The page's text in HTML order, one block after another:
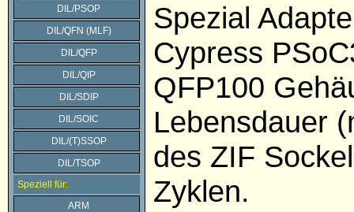
DIL/PSOP
DIL/QFN (MLF)
DIL/QFP
DIL/QIP
DIL/SDIP
DIL/SOIC
DIL/(T)SSOP
DIL/TSOP
Speziell für:
ARM
Spezial
Cypress
QFP100
Lebensdauer
des ZIF
Zyklen.